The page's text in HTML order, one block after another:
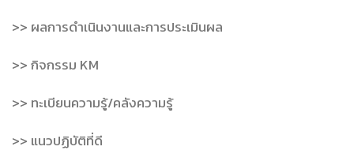
>> ผลการดำเนินงานและการประเมินผล
>> กิจกรรม KM
>> ทะเบียนความรู้/คลังความรู้
>> แนวปฏิบัติที่ดี